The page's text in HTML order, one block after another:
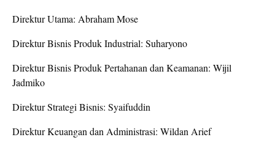
Direktur Utama: Abraham Mose
Direktur Bisnis Produk Industrial: Suharyono
Direktur Bisnis Produk Pertahanan dan Keamanan: Wijil
Jadmiko
Direktur Strategi Bisnis: Syaifuddin
Direktur Keuangan dan Administrasi: Wildan Arief